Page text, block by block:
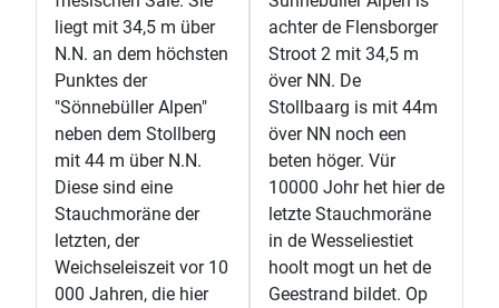
liegt mit 34,5 m über
N.N. an dem höchsten
Punktes der
"Sönnebüller Alpen"
neben dem Stollberg
mit 44 m über N.N.
Diese sind eine
Stauchmoräne der
letzten, der
Weichseleiszeit vor 10
000 Jahren, die hier
achter de Flensborger
Stroot 2 mit 34,5 m
över NN. De
Stollbaarg is mit 44m
över NN noch een
beten höger. Vür
10000 Johr het hier de
letzte Stauchmoräne
in de Wesseliestiet
hoolt mogt un het de
Geestrand bildet. Op